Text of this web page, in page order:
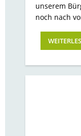
unserem
noch nach